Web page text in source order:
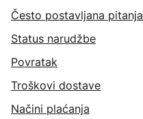
Često postavljana pitanja
Status narudžbe
Povratak
Troškovi dostave
Načini plaćanja